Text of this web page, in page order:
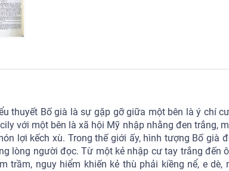
thuyết Bố già là sự gặp gỡ giữa một bên là ý chí
với một bên là xã hội Mỹ nhập nhằng đen trắng,
lợi kếch xù. Trong thế giới ấy, hình tượng Bố già
lòng người đọc. Từ một kẻ nhập cư tay trắng đến
trầm, nguy hiểm khiến kẻ thù phải kiềng nể, e dè,